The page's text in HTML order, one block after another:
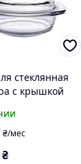
стеклянная
с крышкой
₴/мес
₴